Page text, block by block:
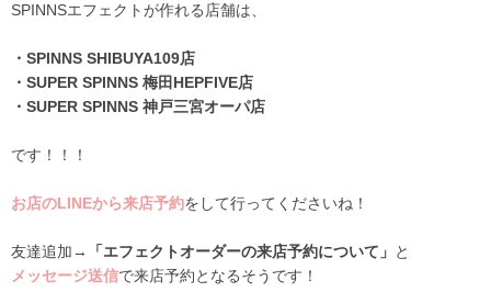
SPINNSエフェクトが作れる店舗は、
・SPINNS SHIBUYA109店
・SUPER SPINNS 梅田HEPFIVE店
・SUPER SPINNS 神戸三宮オーパ店
です！！！
お店のLINEから来店予約をして行ってくださいね！
友達追加→ 「エフェクトオーダーの来店予約について」 と
メッセージ送信で来店予約となるそうです！